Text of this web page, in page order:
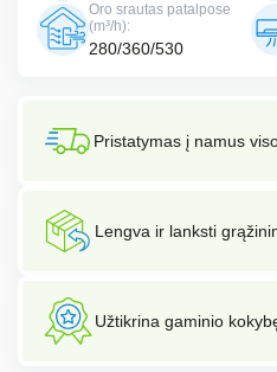
Oro srautas patalpose
(m³/h):
280/360/530
Pristatymas į namus
Lengva ir lanksti
Užtikrina gaminio